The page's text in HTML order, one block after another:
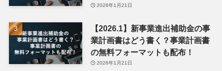
2026年1月21日
【2026.1】新事業進出補助金の事
業計画書はどう書く？事業計画書
の無料フォーマットも配布！
2026年1月21日